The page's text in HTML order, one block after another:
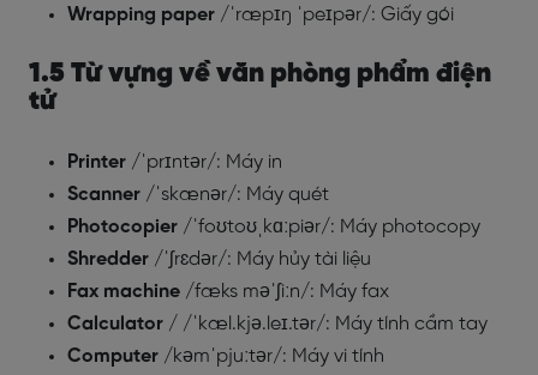
Wrapping paper /ˈræpɪŋ ˈpeɪpər/: Giấy gói
1.5 Từ vựng về văn phòng phẩm điện
tử
Printer /ˈprɪntər/: Máy in
Scanner /ˈskænər/: Máy quét
Photocopier /ˈfoʊtoʊˌkɑːpiər/: Máy photocopy
Shredder /ˈʃrɛdər/: Máy hủy tài liệu
Fax machine /fæks məˈʃiːn/: Máy fax
Calculator / /ˈkæl.kjə.leɪ.tər/: Máy tính cầm tay
Computer /kəmˈpjuːtər/: Máy vi tính